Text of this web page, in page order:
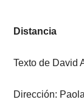
Distancia
Texto de David
Dirección: